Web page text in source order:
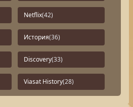
Netflix(42)
История(36)
Discovery(33)
Viasat History(28)